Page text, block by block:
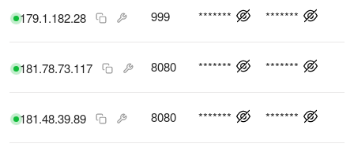
179.1.182.28 999 ******* *******
181.78.73.117 8080 ******* *******
181.48.39.89 8080 ******* *******